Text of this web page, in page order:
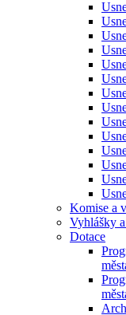
Komise a
Vyhlášky
Dotace